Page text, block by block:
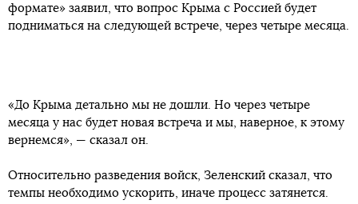
формате» заявил, что вопрос Крыма с Россией будет
подниматься на следующей встрече, через четыре месяца.
«До Крыма детально мы не дошли. Но через четыре
месяца у нас будет новая встреча и мы, наверное, к этому
вернемся», — сказал он.
Относительно разведения войск, Зеленский сказал, что
темпы необходимо ускорить, иначе процесс затянется.